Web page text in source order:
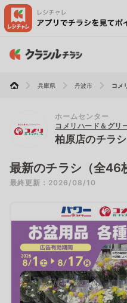
兵庫県 丹波市 コメ
ホームセンター
コメリハード＆グリ
柏原店のチラシ
最新のチラシ（全46
最終更新：2026/08/10